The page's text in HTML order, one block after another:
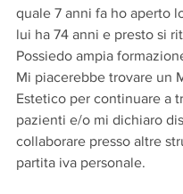
quale 7 anni fa ho aperto
lui ha 74 anni e presto si
Possiedo ampia
Mi piacerebbe trovare un
Estetico per continuare a
pazienti e/o mi dichiaro
collaborare presso altre
partita iva personale.